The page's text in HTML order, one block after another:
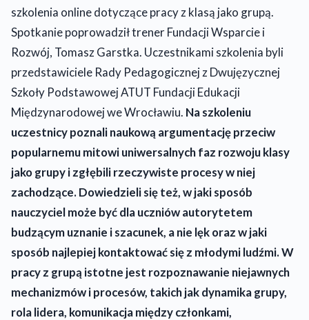
szkolenia online dotyczące pracy z klasą jako grupą.
Spotkanie poprowadził trener Fundacji Wsparcie i
Rozwój, Tomasz Garstka. Uczestnikami szkolenia byli
przedstawiciele Rady Pedagogicznej z Dwujęzycznej
Szkoły Podstawowej ATUT Fundacji Edukacji
Międzynarodowej we Wrocławiu. Na szkoleniu
uczestnicy poznali naukową argumentację przeciw
popularnemu mitowi uniwersalnych faz rozwoju klasy
jako grupy i zgłębili rzeczywiste procesy w niej
zachodzące. Dowiedzieli się też, w jaki sposób
nauczyciel może być dla uczniów autorytetem
budzącym uznanie i szacunek, a nie lęk oraz w jaki
sposób najlepiej kontaktować się z młodymi ludźmi. W
pracy z grupą istotne jest rozpoznawanie niejawnych
mechanizmów i procesów, takich jak dynamika grupy,
rola lidera, komunikacja między członkami,